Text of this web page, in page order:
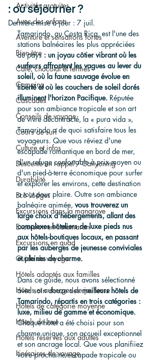
Activités gratuites
Avec des enfants
Aventure et sensations fortes
Bien-être
Café, chocolat et fermes
Camping
Cascades
Conseils de voyage
Cours de surf
Culture et infos
Descente en rappel / Canyoning
Durabilité
Eco Lodges
Excursions dans la mangrove
Excursion en catamaran
Excursions en quad
Guide de voyage
Hôtels adaptés aux familles
Hôtels et auberges de jeunesse
Hôtels de catégorie moyenne
Hôtels de luxe
Hôtels réservés aux adultes
Itinéraires de voyage
: où séjourner ?
Dernière mise à jour : 7 juil.
Tamarindo, au Costa Rica, est l'une des
stations balnéaires les plus appréciées
du pays : un joyau côtier vibrant où les
surfeurs affrontent les vagues au lever du
soleil, où la faune sauvage évolue en
liberté et où les couchers de soleil dorés
illuminent l'horizon Pacifique. Réputée
pour son ambiance tropicale et son art
de vivre décontracté, la « pura vida »,
Tamarindo a de quoi satisfaire tous les
voyageurs. Que vous rêviez d'une
escapade romantique en bord de mer,
d'un refuge confortable à prix moyen ou
d'un pied-à-terre économique pour surfer
et explorer les environs, cette destination
a tout pour plaire. Outre son ambiance
balnéaire animée, vous trouverez un
large choix d'hébergements, allant des
complexes hôteliers de luxe pieds nus
aux hôtels-boutiques locaux, en passant
par les auberges de jeunesse conviviales
et pleines de charme.
Dans ce guide, nous avons sélectionné
avec soin douze des meilleurs hôtels de
Tamarindo, répartis en trois catégories :
luxe, milieu de gamme et économique.
Chaque hôtel a été choisi pour son
charme unique, son accueil exceptionnel
et son ancrage local. Que vous planifiiez
votre prochaine escapade tropicale ou